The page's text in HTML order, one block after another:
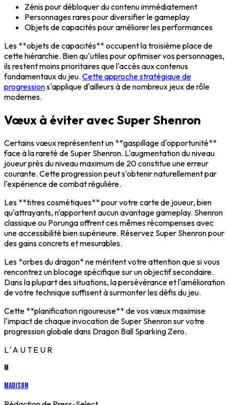
Zénis pour débloquer du contenu immédiatement
Personnages rares pour diversifier le gameplay
Objets de capacités pour améliorer les performances
Les **objets de capacités** occupent la troisième place de
cette hiérarchie. Bien qu'utiles pour optimiser vos personnages,
ils restent moins prioritaires que l'accès aux contenus
fondamentaux du jeu. Cette approche stratégique de
progressions'applique d'ailleurs à de nombreux jeux de rôle
modernes.
Vœux à éviter avec Super Shenron
Certains vœux représentent un **gaspillage d'opportunité**
face à la rareté de Super Shenron. L'augmentation du niveau
joueur près du niveau maximum de 20 constitue une erreur
courante. Cette progression peut s'obtenir naturellement par
l'expérience de combat régulière.
Les **titres cosmétiques** pour votre carte de joueur, bien
qu'attrayants, n'apportent aucun avantage gameplay. Shenron
classique ou Porunga offrent ces mêmes récompenses avec
une accessibilité bien supérieure. Réservez Super Shenron pour
des gains concrets et mesurables.
Les *orbes du dragon* ne méritent votre attention que si vous
rencontrez un blocage spécifique sur un objectif secondaire.
Dans la plupart des situations, la persévérance et l'amélioration
de votre technique suffisent à surmonter les défis du jeu.
Cette **planification rigoureuse** de vos vœux maximise
l'impact de chaque invocation de Super Shenron sur votre
progression globale dans Dragon Ball Sparking Zero.
L'AUTEUR
M
Madison